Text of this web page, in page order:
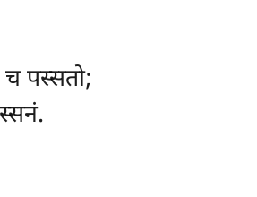
च पस्सतो;